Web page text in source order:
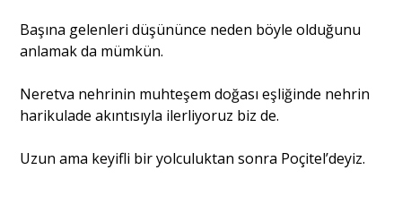
Başına gelenleri düşününce neden böyle olduğunu
anlamak da mümkün.
Neretva nehrinin muhteşem doğası eşliğinde nehrin
harikulade akıntısıyla ilerliyoruz biz de.
Uzun ama keyifli bir yolculuktan sonra Poçitel’deyiz.